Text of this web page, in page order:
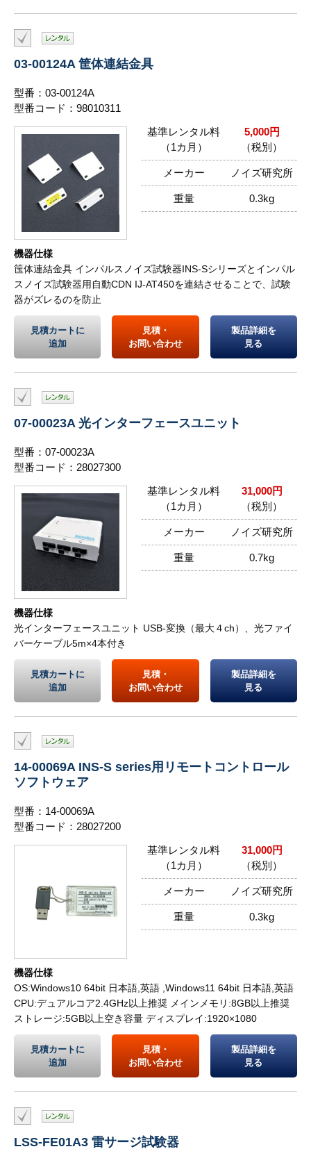
03-00124A 筐体連結金具
型番：03-00124A
型番コード：98010311
基準レンタル料
（1カ月）
5,000円
（税別）
メーカー ノイズ研究所
重量 0.3kg
機器仕様
筺体連結金具 インパルスノイズ試験器INS-Sシリーズとインパル
スノイズ試験器用自動CDN IJ-AT450を連結させることで、試験
器がズレるのを防止
見積カートに
追加
見積・
お問い合わせ
製品詳細を
見る
07-00023A 光インターフェースユニット
型番：07-00023A
型番コード：28027300
基準レンタル料
（1カ月）
31,000円
（税別）
メーカー ノイズ研究所
重量 0.7kg
機器仕様
光インターフェースユニット USB-変換（最大４ch）、光ファイ
バーケーブル5m×4本付き
見積カートに
追加
見積・
お問い合わせ
製品詳細を
見る
14-00069A INS-S series用リモートコントロール
ソフトウェア
型番：14-00069A
型番コード：28027200
基準レンタル料
（1カ月）
31,000円
（税別）
メーカー ノイズ研究所
重量 0.3kg
機器仕様
OS:Windows10 64bit 日本語,英語 ,Windows11 64bit 日本語,英語
CPU:デュアルコア2.4GHz以上推奨 メインメモリ:8GB以上推奨
ストレージ:5GB以上空き容量 ディスプレイ:1920×1080
見積カートに
追加
見積・
お問い合わせ
製品詳細を
見る
LSS-FE01A3 雷サージ試験器